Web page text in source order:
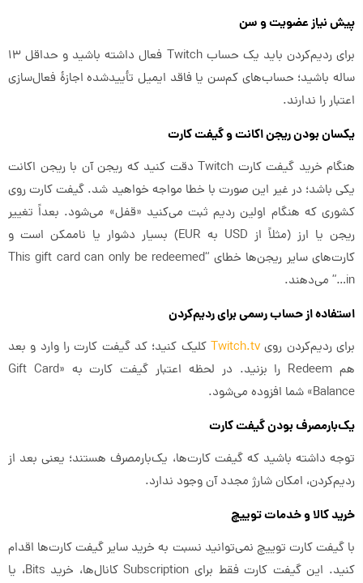
پیش نیاز عضویت و سن
برای ردیم‌کردن باید یک حساب Twitch فعال داشته باشید و حداقل ۱۳
ساله باشید؛ حساب‌های کم‌سن یا فاقد ایمیل تأییدشده اجازهٔ فعال‌سازی
اعتبار را ندارند.
یکسان بودن ریجن اکانت و گیفت کارت
هنگام خرید گیفت کارت Twitch دقت کنید که ریجن آن با ریجن اکانت
یکی باشد؛ در غیر این صورت با خطا مواجه خواهید شد. گیفت کارت روی
کشوری که هنگام اولین ردیم ثبت می‌کنید «قفل» می‌شود. بعداً تغییر
ریجن یا ارز (مثلاً از USD به EUR) بسیار دشوار یا ناممکن است و
کارت‌های سایر ریجن‌ها خطای “This gift card can only be redeemed
in…” می‌دهند.
استفاده از حساب رسمی برای ردیم‌کردن
برای ردیم‌کردن روی Twitch.tv کلیک کنید؛ کد گیفت کارت را وارد و بعد
هم Redeem را بزنید. در لحظه اعتبار گیفت کارت به «Gift Card
Balance» شما افزوده می‌شود.
یک‌بارمصرف بودن گیفت کارت
توجه داشته باشید که گیفت کارت‌ها، یک‌بارمصرف هستند؛ یعنی بعد از
ردیم‌کردن، امکان شارژ مجدد آن وجود ندارد.
خرید کالا و خدمات توییچ
با گیفت کارت توییچ نمی‌توانید نسبت به خرید سایر گیفت کارت‌ها اقدام
کنید. این گیفت کارت فقط برای Subscription کانال‌ها، خرید Bits، یا